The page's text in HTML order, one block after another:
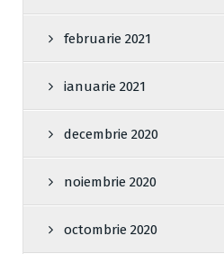
februarie 2021
ianuarie 2021
decembrie 2020
noiembrie 2020
octombrie 2020